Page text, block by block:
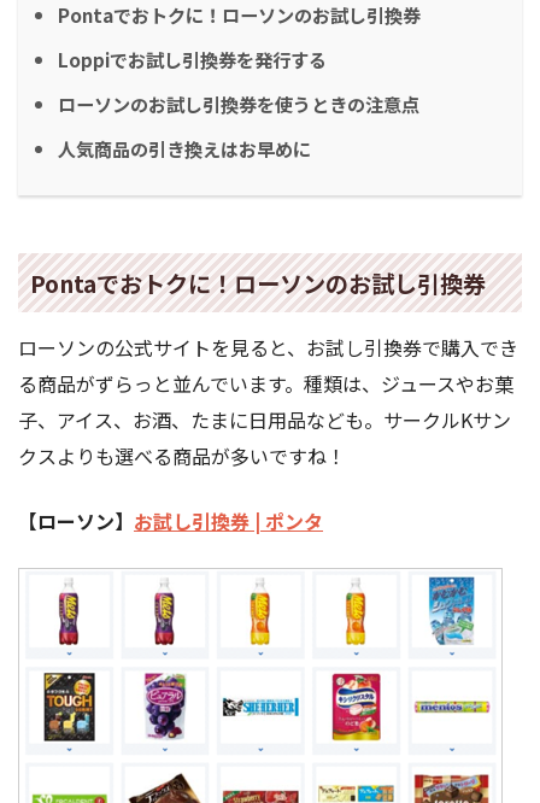
Pontaでおトクに！ローソンのお試し引換券
Loppiでお試し引換券を発行する
ローソンのお試し引換券を使うときの注意点
人気商品の引き換えはお早めに
Pontaでおトクに！ローソンのお試し引換券
ローソンの公式サイトを見ると、お試し引換券で購入でき
る商品がずらっと並んでいます。種類は、ジュースやお菓
子、アイス、お酒、たまに日用品なども。サークルKサン
クスよりも選べる商品が多いですね！
【ローソン】 お試し引換券 | ポンタ